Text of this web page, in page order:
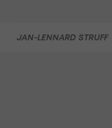
JAN-LENNARD STRUFF